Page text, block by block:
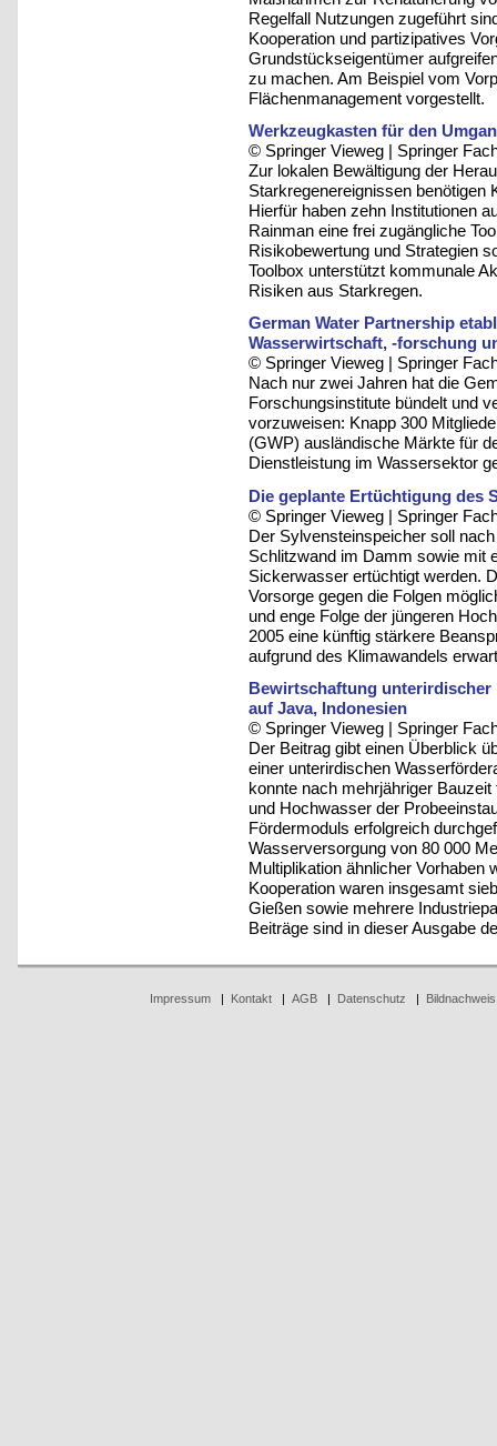
Regelfall Nutzungen zugeführt
Kooperation und partizipatives
Grundstückseigentümer
zu machen. Am Beispiel vom
Flächenmanagement vorgestellt.
Werkzeugkasten für den
© Springer Vieweg | Springer
Zur lokalen Bewältigung der
Starkregenereignissen benötigen
Hierfür haben zehn Institutionen
Rainman eine frei zugängliche
Risikobewertung und Strategien
Toolbox unterstützt kommunale
Risiken aus Starkregen.
German Water Partnership
Wasserwirtschaft, -forschung
© Springer Vieweg | Springer
Nach nur zwei Jahren hat die
Forschungsinstitute bündelt und
vorzuweisen: Knapp 300
(GWP) ausländische Märkte für
Dienstleistung im Wassersektor
Die geplante Ertüchtigung des
© Springer Vieweg | Springer
Der Sylvensteinspeicher soll
Schlitzwand im Damm sowie mit
Sickerwasser ertüchtigt werden.
Vorsorge gegen die Folgen
und enge Folge der jüngeren
2005 eine künftig stärkere
aufgrund des Klimawandels
Bewirtschaftung unterirdischer
auf Java, Indonesien
© Springer Vieweg | Springer
Der Beitrag gibt einen Überblick
einer unterirdischen
konnte nach mehrjähriger
und Hochwasser der
Fördermoduls erfolgreich
Wasserversorgung von 80 000
Multiplikation ähnlicher Vorhaben
Kooperation waren insgesamt
Gießen sowie mehrere
Beiträge sind in dieser Ausgabe
Impressum| Kontakt| AGB| Datenschutz Bildnachweis